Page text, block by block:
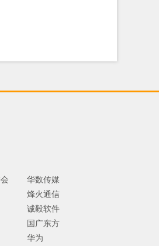
华数传媒
烽火通信
诚毅软件
国广东方
华为